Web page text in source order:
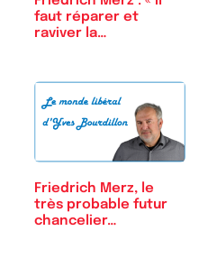
faut réparer et
raviver la…
Friedrich Merz, le
très probable futur
chancelier…